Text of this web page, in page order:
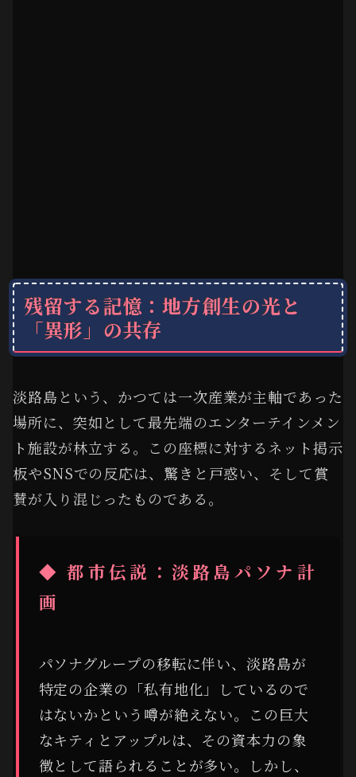
残留する記憶：地方創生の光と
「異形」の共存
淡路島という、かつては一次産業が主軸であった
場所に、突如として最先端のエンターテインメン
ト施設が林立する。この座標に対するネット掲示
板やSNSでの反応は、驚きと戸惑い、そして賞
賛が入り混じったものである。
◆ 都市伝説：淡路島パソナ計
画
パソナグループの移転に伴い、淡路島が
特定の企業の「私有地化」しているので
はないかという噂が絶えない。この巨大
なキティとアップルは、その資本力の象
徴として語られることが多い。しかし、